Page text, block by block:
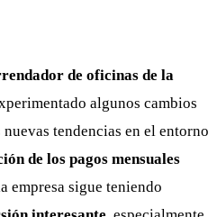
de oficinas de la
algunos cambios
tendencias en el entorno
de los pagos mensuales
empresa sigue teniendo